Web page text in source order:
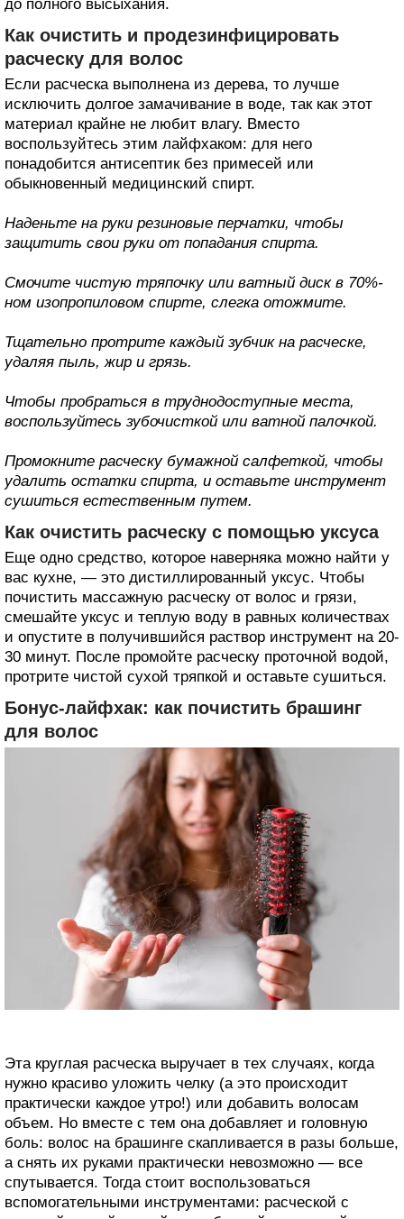
до полного высыхания.
Как очистить и продезинфицировать
расческу для волос
Если расческа выполнена из дерева, то лучше
исключить долгое замачивание в воде, так как этот
материал крайне не любит влагу. Вместо
воспользуйтесь этим лайфхаком: для него
понадобится антисептик без примесей или
обыкновенный медицинский спирт.
Наденьте на руки резиновые перчатки, чтобы
защитить свои руки от попадания спирта.
Смочите чистую тряпочку или ватный диск в 70%-
ном изопропиловом спирте, слегка отожмите.
Тщательно протрите каждый зубчик на расческе,
удаляя пыль, жир и грязь.
Чтобы пробраться в труднодоступные места,
воспользуйтесь зубочисткой или ватной палочкой.
Промокните расческу бумажной салфеткой, чтобы
удалить остатки спирта, и оставьте инструмент
сушиться естественным путем.
Как очистить расческу с помощью уксуса
Еще одно средство, которое наверняка можно найти у
вас кухне, — это дистиллированный уксус. Чтобы
почистить массажную расческу от волос и грязи,
смешайте уксус и теплую воду в равных количествах
и опустите в получившийся раствор инструмент на 20-
30 минут. После промойте расческу проточной водой,
протрите чистой сухой тряпкой и оставьте сушиться.
Бонус-лайфхак: как почистить брашинг
для волос
Эта круглая расческа выручает в тех случаях, когда
нужно красиво уложить челку (а это происходит
практически каждое утро!) или добавить волосам
объем. Но вместе с тем она добавляет и головную
боль: волос на брашинге скапливается в разы больше,
а снять их руками практически невозможно — все
спутывается. Тогда стоит воспользоваться
вспомогательными инструментами: расческой с